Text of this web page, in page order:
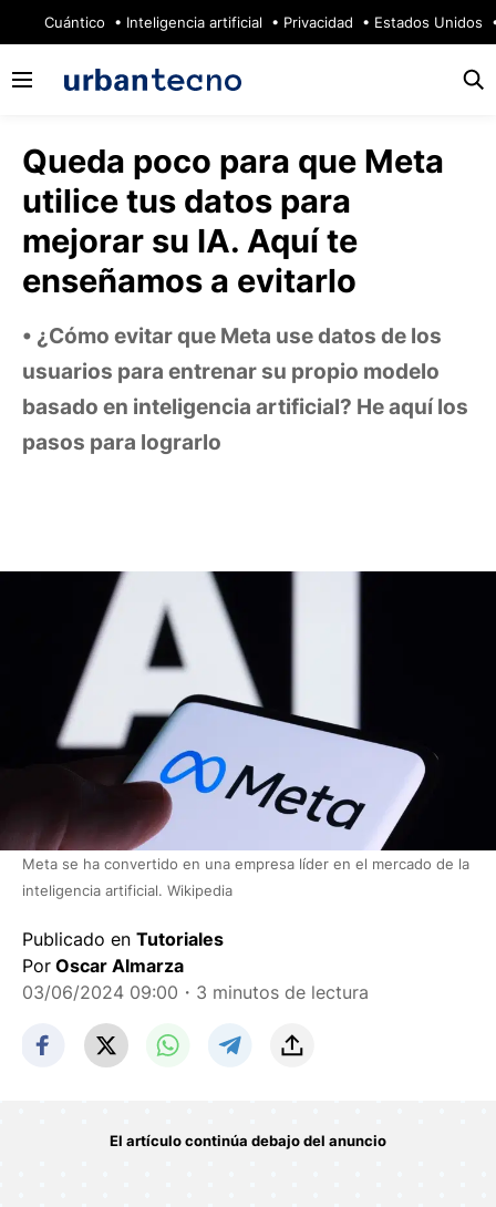
Cuántico Inteligencia artificial Privacidad Estados Unidos
Queda poco para que Meta
utilice tus datos para
mejorar su IA. Aquí te
enseñamos a evitarlo
¿Cómo evitar que Meta use datos de los
usuarios para entrenar su propio modelo
basado en inteligencia artificial? He aquí los
pasos para lograrlo
Meta se ha convertido en una empresa líder en el mercado de la
inteligencia artificial. Wikipedia
Publicado en Tutoriales
Por Oscar Almarza
03/06/2024 09:00 ・3 minutos de lectura